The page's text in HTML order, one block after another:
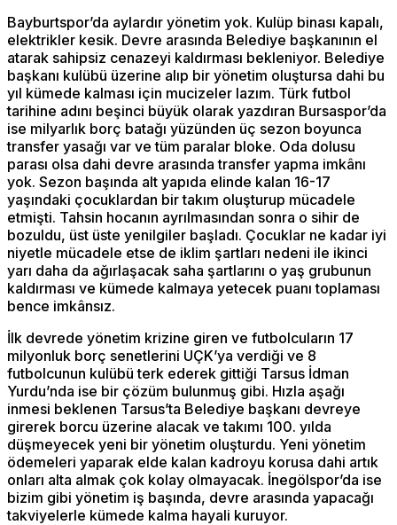
Bayburtspor’da aylardır yönetim yok. Kulüp binası kapalı,
elektrikler kesik. Devre arasında Belediye başkanının el
atarak sahipsiz cenazeyi kaldırması bekleniyor. Belediye
başkanı kulübü üzerine alıp bir yönetim oluştursa dahi bu
yıl kümede kalması için mucizeler lazım. Türk futbol
tarihine adını beşinci büyük olarak yazdıran Bursaspor’da
ise milyarlık borç batağı yüzünden üç sezon boyunca
transfer yasağı var ve tüm paralar bloke. Oda dolusu
parası olsa dahi devre arasında transfer yapma imkânı
yok. Sezon başında alt yapıda elinde kalan 16-17
yaşındaki çocuklardan bir takım oluşturup mücadele
etmişti. Tahsin hocanın ayrılmasından sonra o sihir de
bozuldu, üst üste yenilgiler başladı. Çocuklar ne kadar iyi
niyetle mücadele etse de iklim şartları nedeni ile ikinci
yarı daha da ağırlaşacak saha şartlarını o yaş grubunun
kaldırması ve kümede kalmaya yetecek puanı toplaması
bence imkânsız.
İlk devrede yönetim krizine giren ve futbolcuların 17
milyonluk borç senetlerini UÇK’ya verdiği ve 8
futbolcunun kulübü terk ederek gittiği Tarsus İdman
Yurdu’nda ise bir çözüm bulunmuş gibi. Hızla aşağı
inmesi beklenen Tarsus’ta Belediye başkanı devreye
girerek borcu üzerine alacak ve takımı 100. yılda
düşmeyecek yeni bir yönetim oluşturdu. Yeni yönetim
ödemeleri yaparak elde kalan kadroyu korusa dahi artık
onları alta almak çok kolay olmayacak. İnegölspor’da ise
bizim gibi yönetim iş başında, devre arasında yapacağı
takviyelerle kümede kalma hayali kuruyor.